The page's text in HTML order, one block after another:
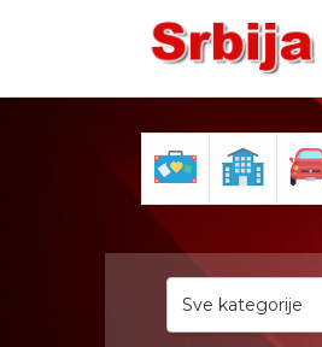
Sve kategorije